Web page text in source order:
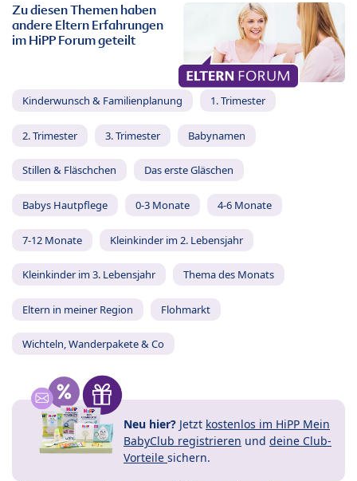
Zu diesen Themen haben
andere Eltern Erfahrungen
im HiPP Forum geteilt
Kinderwunsch & Familienplanung 1. Trimester
2. Trimester 3. Trimester Babynamen
Stillen & Fläschchen Das erste Gläschen
Babys Hautpflege 0-3 Monate 4-6 Monate
7-12 Monate Kleinkinder im 2. Lebensjahr
Kleinkinder im 3. Lebensjahr Thema des Monats
Eltern in meiner Region Flohmarkt
Wichteln, Wanderpakete & Co
Neu hier? Jetzt kostenlos im HiPP Mein
BabyClub registrieren und deine Club-
Vorteile sichern.